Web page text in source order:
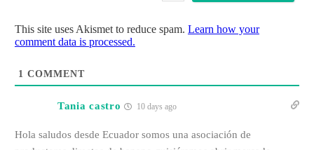
This site uses Akismet to reduce spam. Learn how your
comment data is processed.
1 COMMENT
Tania castro 10 days ago
Hola saludos desde Ecuador somos una asociación de